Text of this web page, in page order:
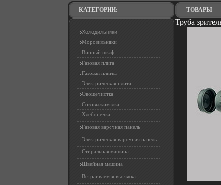
КАТЕГОРИИ:
Холодильники
Морозильники
Винный шкаф
Газовая плита
Газовая плитка
Электрическая плита
Овощечистка
Соковыжималка
Хлебопечка
Газовая варочная панель
Электрическая варочная панель
Стиральная машина
Швейная машина
Встраиваемая вытяжка
ТОВАРЫ
Труба